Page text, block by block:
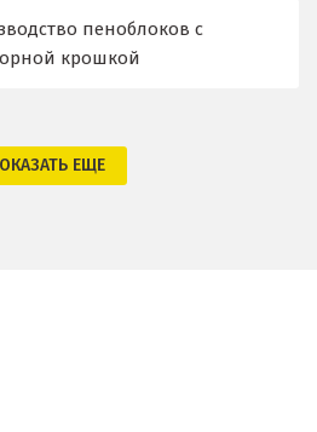
пеноблоков с
крошкой
ЕЩЕ